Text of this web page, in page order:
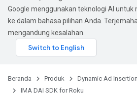
Google menggunakan teknologi AI
ke dalam bahasa pilihan Anda.
mengandung kesalahan.
Beranda Produk
Dynamic Ad Insertion
IMA DAI SDK for Roku